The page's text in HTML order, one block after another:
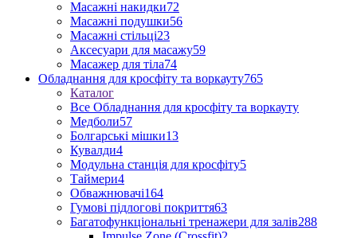
Масажні накидки72
Масажні подушки56
Масажні стільці23
Аксесуари для масажу59
Масажер для тіла74
Обладнання для кросфіту та воркауту765
Каталог
Все Обладнання для кросфіту та воркауту
Медболи57
Болгарські мішки13
Кувалди4
Модульна станція для кросфіту5
Таймери4
Обважнювачі164
Гумові підлогові покриття63
Багатофункціональні тренажери для залів288